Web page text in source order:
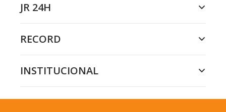
JR 24H
RECORD
INSTITUCIONAL